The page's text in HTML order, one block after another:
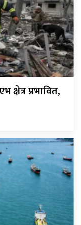
प्रभावित,